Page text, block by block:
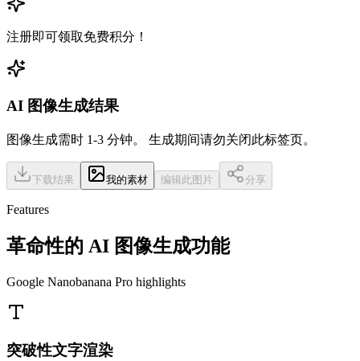
注册即可领取免费积分！
AI 图像生成结果
图像生成需时 1-3 分钟。 生成期间请勿关闭此标签页。
下载结果 我的素材 编辑此图片 分享
Features
革命性的 AI 图像生成功能
Google Nanobanana Pro highlights
突破性文字渲染